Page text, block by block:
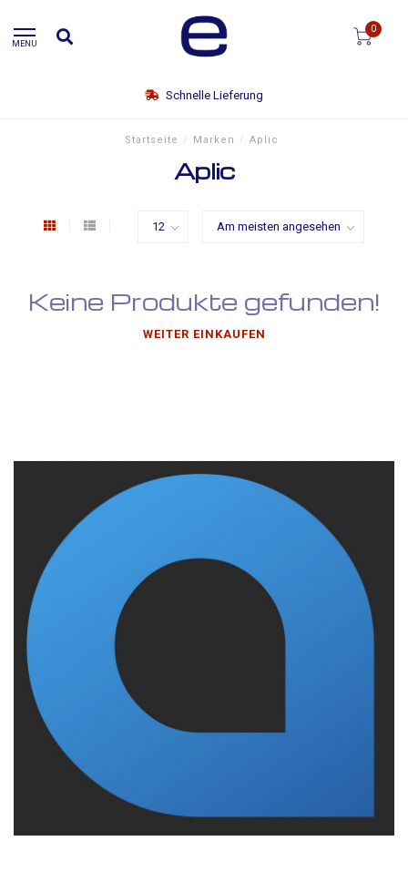
MENU
0
Schnelle Lieferung
Startseite / Marken / Aplic
Aplic
Keine Produkte gefunden!
WEITER EINKAUFEN